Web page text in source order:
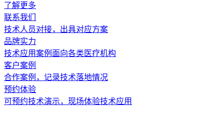
了解更多
联系我们
技术人员对接，出具对应方案
品牌实力
技术应用案例面向各类医疗机构
客户案例
合作案例，记录技术落地情况
预约体验
可预约技术演示，现场体验技术应用